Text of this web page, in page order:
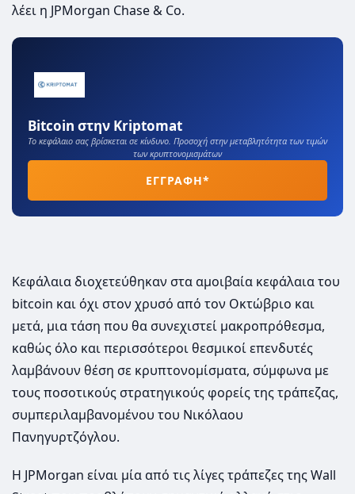
λέει η JPMorgan Chase & Co.
Bitcoin στην Kriptomat
Το κεφάλαιο σας βρίσκεται σε κίνδυνο. Προσοχή στην μεταβλητότητα των τιμών
των κρυπτονομισμάτων
ΕΓΓΡΑΦΗ*
Κεφάλαια διοχετεύθηκαν στα αμοιβαία κεφάλαια του
bitcoin και όχι στον χρυσό από τον Οκτώβριο και
μετά, μια τάση που θα συνεχιστεί μακροπρόθεσμα,
καθώς όλο και περισσότεροι θεσμικοί επενδυτές
λαμβάνουν θέση σε κρυπτονομίσματα, σύμφωνα με
τους ποσοτικούς στρατηγικούς φορείς της τράπεζας,
συμπεριλαμβανομένου του Νικόλαου
Πανηγυρτζόγλου.
Η JPMorgan είναι μία από τις λίγες τράπεζες της Wall